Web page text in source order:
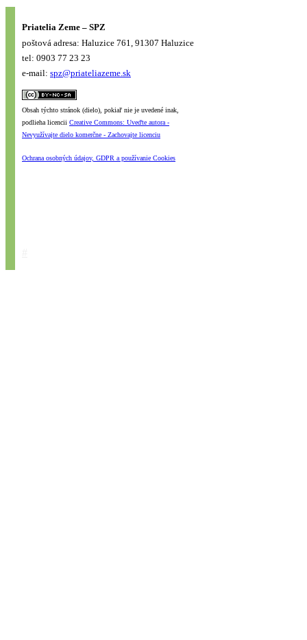
Priatelia Zeme – SPZ
poštová adresa: Haluzice 761, 91307 Haluzice
tel: 0903 77 23 23
e-mail: spz@priateliazeme.sk
Obsah týchto stránok (dielo), pokiaľ nie je uvedené inak,
podlieha licencii Creative Commons: Uveďte autora -
Nevyužívajte dielo komerčne - Zachovajte licenciu
Ochrana osobných údajov, GDPR a používanie Cookies